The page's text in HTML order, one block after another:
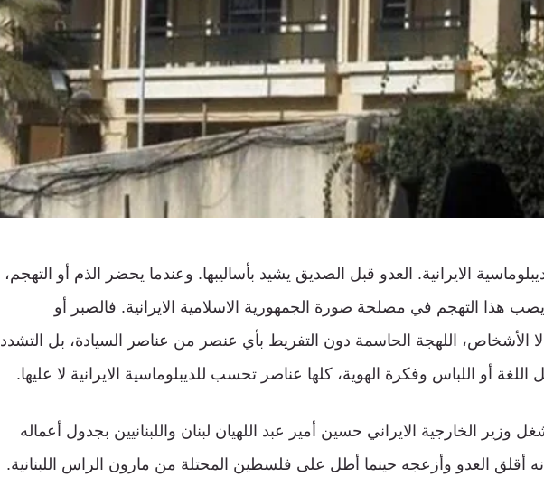
الايرانية. العدو قبل الصديق يشيد بأساليبها. وعندما يحضر الذم أو التهجم،
هذا التهجم في مصلحة صورة الجمهورية الاسلامية الايرانية. فالصبر أو
لا الأشخاص، اللهجة الحاسمة دون التفريط بأي عنصر من عناصر السيادة، بل التشدد
اللغة أو اللباس وفكرة الهوية، كلها عناصر تحسب للديبلوماسية الايرانية لا عليها.
الخارجية الايراني حسين أمير عبد اللهيان لبنان واللبنانيين بجدول أعماله
أقلق العدو وأزعجه حينما أطل على فلسطين المحتلة من مارون الراس اللبنانية.